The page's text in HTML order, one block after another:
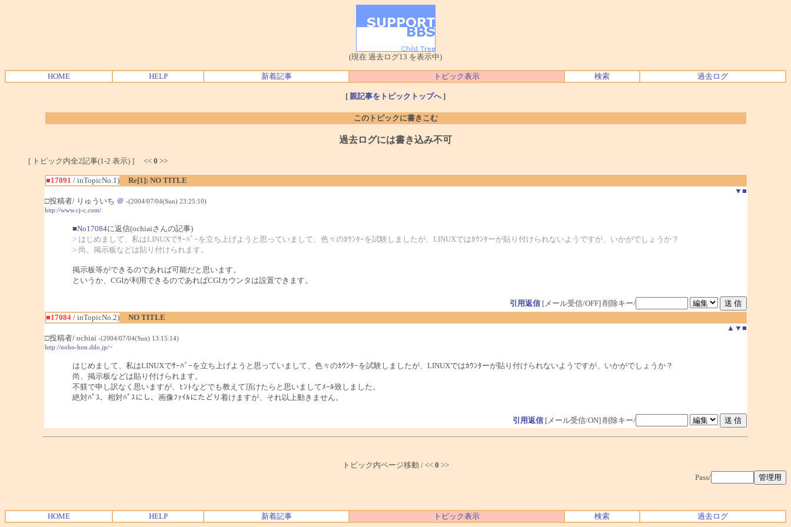
(現在 過去ログ13 を表示中)
HOME HELP 新着記事 トピック表示 検索 過去ログ
[ 親記事をトピックトップへ]
このトピックに書きこむ
過去ログには書き込み不可
[ トピック内全2記事(1-2 表示) ] << 0 >>
■17091 / inTopicNo.1)
Re[1]: NO TITLE
▼ ■
□投稿者/ りゅういち ＠ -(2004/07/04(Sun) 23:25:10)
http://www.cj-c.com/
■No17084に返信(ochiaiさんの記事)
> はじめまして、私はLINUXでｻｰﾊﾞｰを立ち上げようと思っていまして、色々のｶｳﾝﾀｰを試験しましたが、LINUXではｶｳﾝﾀーが貼り付けられないようですが、いかがでしょうか？
> 尚、掲示板などは貼り付けられます。
掲示板等ができるのであれば可能だと思います。
というか、CGIが利用できるのであればCGIカウンタは設置できます。
引用返信[メール受信/OFF] 削除キー/
■17084/ inTopicNo.2)
NO TITLE
▲ ▼ ■
□投稿者/ ochiai -(2004/07/04(Sun) 13:15:14)
http://noho-hon.ddo.jp/~
はじめまして、私はLINUXでｻｰﾊﾞｰを立ち上げようと思っていまして、色々のｶｳﾝﾀｰを試験しましたが、LINUXではｶｳﾝﾀーが貼り付けられないようですが、いかがでしょうか？
尚、掲示板などは貼り付けられます。
不躾で申し訳なく思いますが、ﾋﾝﾄなどでも教えて頂けたらと思いましてﾒｰﾙ致しました。
絶対ﾊﾟｽ、相対ﾊﾟｽにし、画像ﾌｧｲﾙにたどり着けますが、それ以上動きません。
引用返信[メール受信/ON] 削除キー/
トピック内ページ移動 / << 0 >>
Pass/
HOME HELP 新着記事 トピック表示 検索 過去ログ